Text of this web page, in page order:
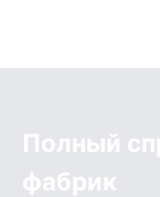
Полный
фабрик